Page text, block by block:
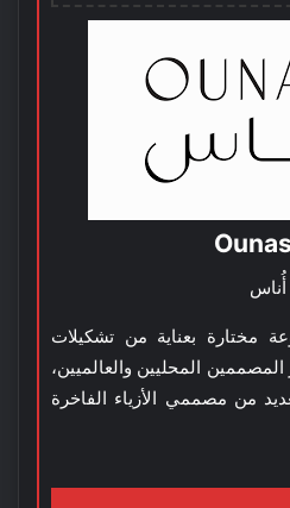
مختارة بعناية من تشكيلات
المحليين والعالميين،
من مصممي الأزياء الفاخرة